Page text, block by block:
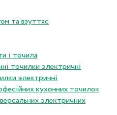
та взуттяс
і точила
точилки электричнi
электричнi
кухонних точилок
электричних